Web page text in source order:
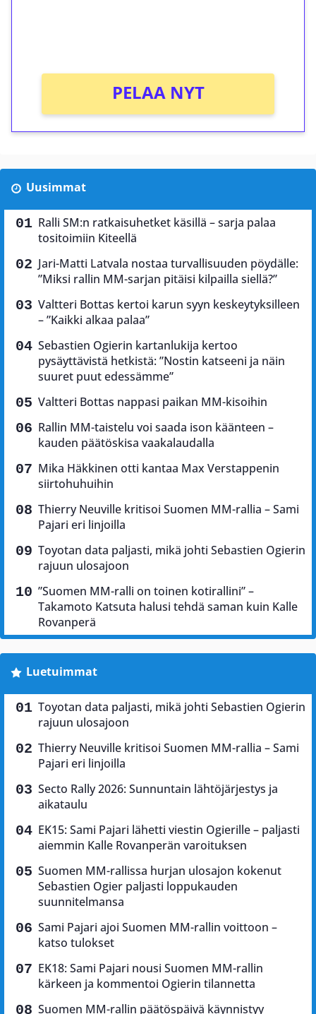
PELAA NYT
Uusimmat
Ralli SM:n ratkaisuhetket käsillä – sarja palaa
tositoimiin Kiteellä
Jari-Matti Latvala nostaa turvallisuuden pöydälle:
”Miksi rallin MM-sarjan pitäisi kilpailla siellä?”
Valtteri Bottas kertoi karun syyn keskeytyksilleen
– ”Kaikki alkaa palaa”
Sebastien Ogierin kartanlukija kertoo
pysäyttävistä hetkistä: ”Nostin katseeni ja näin
suuret puut edessämme”
Valtteri Bottas nappasi paikan MM-kisoihin
Rallin MM-taistelu voi saada ison käänteen –
kauden päätöskisa vaakalaudalla
Mika Häkkinen otti kantaa Max Verstappenin
siirtohuhuihin
Thierry Neuville kritisoi Suomen MM-rallia – Sami
Pajari eri linjoilla
Toyotan data paljasti, mikä johti Sebastien Ogierin
rajuun ulosajoon
”Suomen MM-ralli on toinen kotirallini” –
Takamoto Katsuta halusi tehdä saman kuin Kalle
Rovanperä
Luetuimmat
Toyotan data paljasti, mikä johti Sebastien Ogierin
rajuun ulosajoon
Thierry Neuville kritisoi Suomen MM-rallia – Sami
Pajari eri linjoilla
Secto Rally 2026: Sunnuntain lähtöjärjestys ja
aikataulu
EK15: Sami Pajari lähetti viestin Ogierille – paljasti
aiemmin Kalle Rovanperän varoituksen
Suomen MM-rallissa hurjan ulosajon kokenut
Sebastien Ogier paljasti loppukauden
suunnitelmansa
Sami Pajari ajoi Suomen MM-rallin voittoon –
katso tulokset
EK18: Sami Pajari nousi Suomen MM-rallin
kärkeen ja kommentoi Ogierin tilannetta
Suomen MM-rallin päätöspäivä käynnistyy